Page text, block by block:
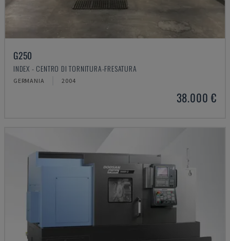
G250
INDEX - CENTRO DI TORNITURA-FRESATURA
GERMANIA 2004
38.000 €